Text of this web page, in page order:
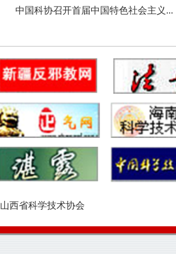
中国科协召开首届中国特色社会主义...
山西省科学技术协会